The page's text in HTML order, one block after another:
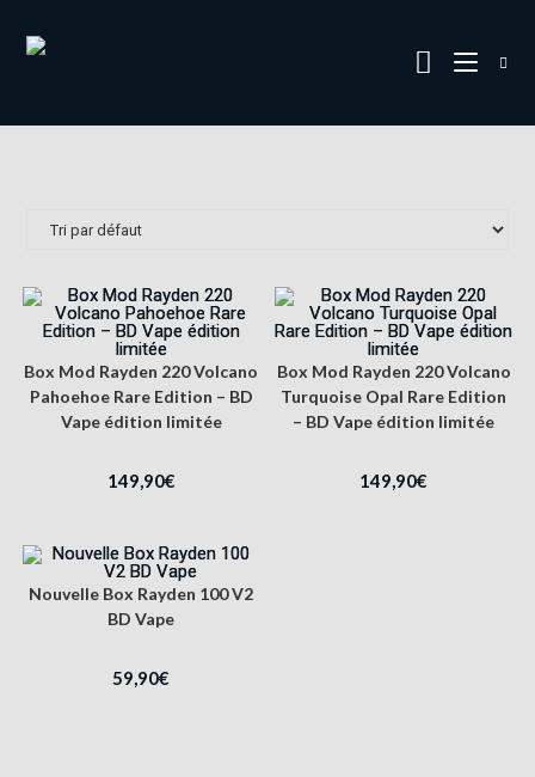
Box Mod Rayden 220 Volcano
Pahoehoe Rare Edition – BD
Vape édition limitée
149,90€
Box Mod Rayden 220 Volcano
Turquoise Opal Rare Edition
– BD Vape édition limitée
149,90€
Nouvelle Box Rayden 100 V2
BD Vape
59,90€